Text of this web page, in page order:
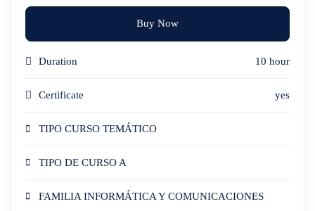
Buy Now
Duration 10 hour
Certificate yes
TIPO CURSO TEMÁTICO
TIPO DE CURSO A
FAMILIA INFORMÁTICA Y COMUNICACIONES